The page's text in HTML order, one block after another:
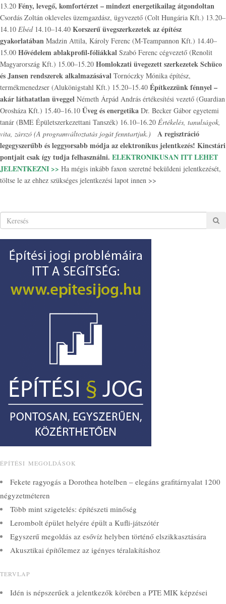
13.20 Fény, levegő, komfortérzet – mindezt energetikailag átgondoltan
Csordás Zoltán okleveles üzemgazdász, ügyvezető (Colt Hungária Kft.) 13.20–
14.10 Ebéd14.10–14.40 Korszerű üvegszerkezetek az építész
gyakorlatában Madzin Attila, Károly Ferenc (M-Teampannon Kft.) 14.40–
15.00 Hővédelem ablakprofil-fóliákkal Szabó Ferenc cégvezető (Renolit
Magyarország Kft.) 15.00–15.20 Homlokzati üvegezett szerkezetek Schüco
és Jansen rendszerek alkalmazásával Tornóczky Mónika építész,
termékmenedzser (Alukönigstahl Kft.) 15.20–15.40 Építkezzünk fénnyel –
akár láthatatlan üveggel Németh Árpád András értékesítési vezető (Guardian
Orosháza Kft.) 15.40–16.10 Üveg és energetika Dr. Becker Gábor egyetemi
tanár (BME Épületszerkezettani Tanszék) 16.10–16.20 Értékelés, tanulságok,
vita, zárszó (A programváltoztatás jogát fenntartjuk.)
A regisztráció
legegyszerűbb és leggyorsabb módja az elektronikus jelentkezés! Kincstári
pontjait csak így tudja felhasználni. ELEKTRONIKUSAN ITT LEHET
JELENTKEZNI >> Ha mégis inkább faxon szeretné beküldeni jelentkezését,
töltse le az ehhez szükséges jelentkezési lapot innen >>
ÉPÍTÉSI MEGOLDÁSOK
Fekete ragyogás a Dorothea hotelben – elegáns grafitárnyalat 1200
négyzetméteren
Több mint szigetelés: építészeti minőség
Lerombolt épület helyére épült a Kufli-játszótér
Egyszerű megoldás az esővíz helyben történő elszikkasztására
Akusztikai építőlemez az igényes téralakításhoz
TERVLAP
Idén is népszerűek a jelentkezők körében a PTE MIK képzései